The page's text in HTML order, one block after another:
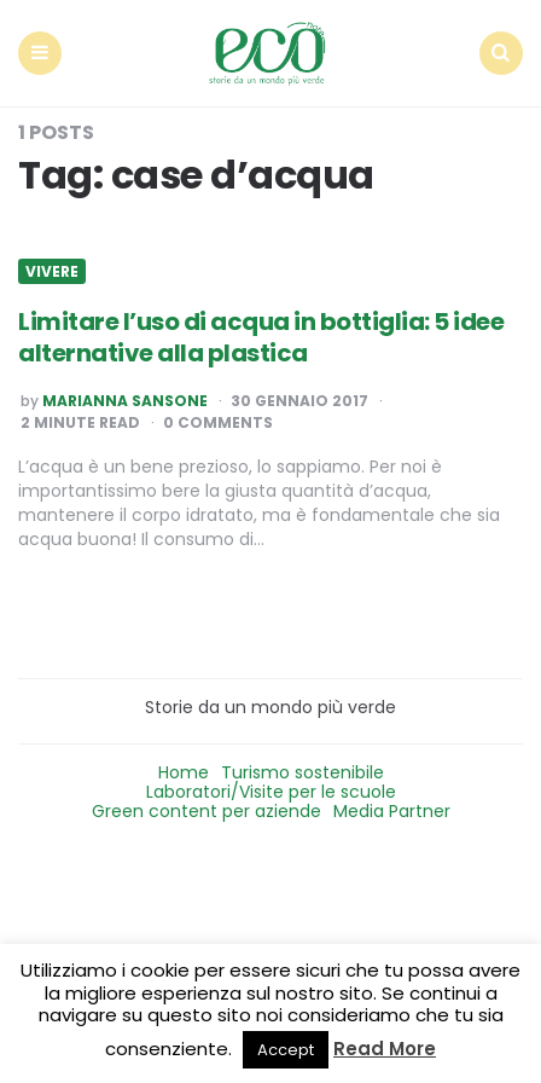
1 POSTS
Tag:case d’acqua
VIVERE
Limitare l’uso di acqua in bottiglia: 5 idee
alternative alla plastica
POSTED
BY
by MARIANNA SANSONE
30 GENNAIO 2017
2 MINUTE READ 0 COMMENTS
L’acqua è un bene prezioso, lo sappiamo. Per noi è
importantissimo bere la giusta quantità d’acqua,
mantenere il corpo idratato, ma è fondamentale che sia
acqua buona! Il consumo di…
Storie da un mondo più verde
Home Turismo sostenibile
Laboratori/Visite per le scuole
Green content per aziende Media Partner
Utilizziamo i cookie per essere sicuri che tu possa avere
la migliore esperienza sul nostro sito. Se continui a
navigare su questo sito noi consideriamo che tu sia
consenziente.
Accept Read More